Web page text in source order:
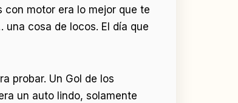
con motor era lo mejor que te
cosa de locos. El día que
probar. Un Gol de los
un auto lindo, solamente